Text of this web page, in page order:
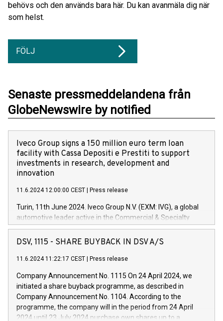
behövs och den används bara här. Du kan avanmäla dig när
som helst.
FÖLJ
Senaste pressmeddelandena från
GlobeNewswire by notified
Iveco Group signs a 150 million euro term loan
facility with Cassa Depositi e Prestiti to support
investments in research, development and
innovation
11.6.2024 12:00:00 CEST Press release
Turin, 11th June 2024. Iveco Group N.V. (EXM: IVG), a global
automotive leader active in the Commercial & Specialty
Vehicles, Powertrain and related Financial Services arenas,
has successfully signed a term loan facility of 150 million
new projects in Italy dedicated to research, development and
by CDP, Iveco Group will develop innovative technologies and
architectures in the field of electric propulsion and further
develop solutions for autonomous driving, digitalisation and
vehicle connectivity aimed at increasing efficiency, safety,
DSV, 1115 - SHARE BUYBACK IN DSV A/S
11.6.2024 11:22:17 CEST Press release
Company Announcement No. 1115 On 24 April 2024, we
initiated a share buyback programme, as described in
Company Announcement No. 1104. According to the
programme, the company will in the period from 24 April
2024 until 23 July 2024 purchase own shares up to a